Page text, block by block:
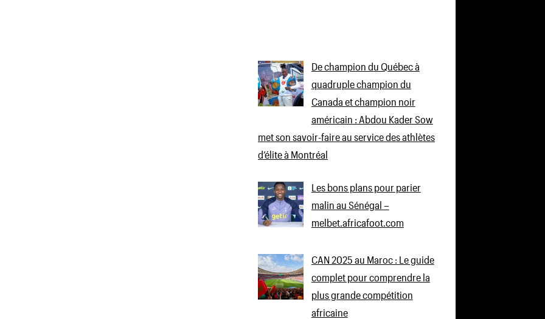
De champion du Québec à
quadruple champion du
Canada et champion noir
américain : Abdou Kader Sow
met son savoir-faire au service des athlètes
d’élite à Montréal
Les bons plans pour parier
malin au Sénégal –
melbet.africafoot.com
CAN 2025 au Maroc : Le guide
complet pour comprendre la
plus grande compétition
africaine